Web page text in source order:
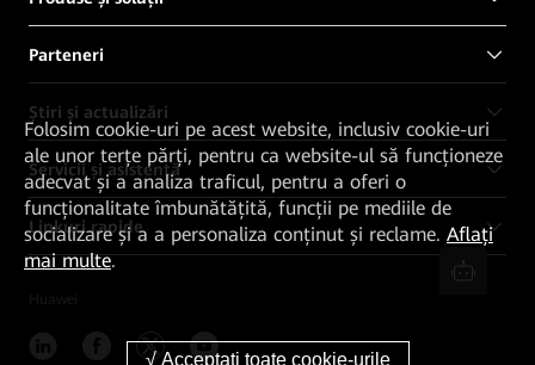
Parteneri
Știri și actualizări
Servicii și asistență
Linkuri rapide
Folosim cookie-uri pe acest website, inclusiv cookie-uri
ale unor terțe părți, pentru ca website-ul să funcționeze
adecvat și a analiza traficul, pentru a oferi o
funcționalitate îmbunătățită, funcții pe mediile de
socializare și a a personaliza conținut și reclame. Aflați
mai multe.